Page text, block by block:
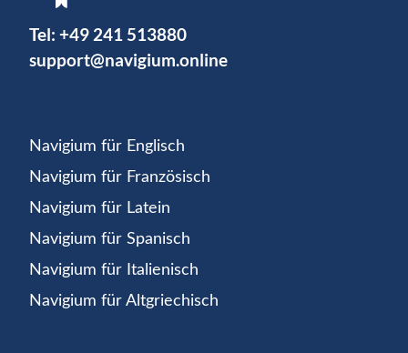
Tel: +49 241 513880
support@navigium.online
Navigium für Englisch
Navigium für Französisch
Navigium für Latein
Navigium für Spanisch
Navigium für Italienisch
Navigium für Altgriechisch